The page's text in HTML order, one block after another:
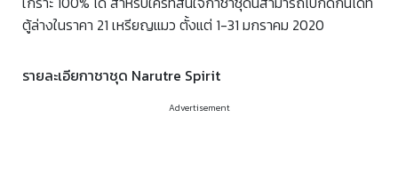
ตู้ล่างในราคา 21 เหรียญแมว ตั้งแต่ 1-31 มกราคม 2020
รายละเอียกาชาชุด Narutre Spirit
Advertisement